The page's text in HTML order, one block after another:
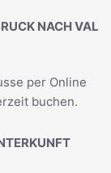
NACH VAL
per Online
buchen.